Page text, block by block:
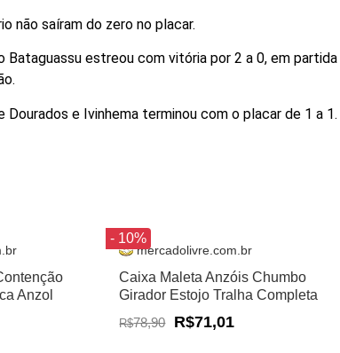
não saíram do zero no placar.
Bataguassu estreou com vitória por 2 a 0, em partida
e Ivinhema terminou com o placar de 1 a 1.
Anzol
- 10%
mercadolivre.com.br
Caixa Maleta Anzóis Chumbo
Girador Estojo Tralha Completa
R$78,90 R$71,01